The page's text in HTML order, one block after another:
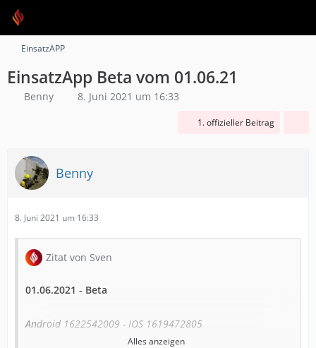
EinsatzAPP
EinsatzApp Beta vom 01.06.21
Benny 8. Juni 2021 um 16:33
1. offizieller Beitrag
Benny
8. Juni 2021 um 16:33
Zitat von Sven
01.06.2021 - Beta
Android 1622542009 - IOS 1619472805
Alles anzeigen